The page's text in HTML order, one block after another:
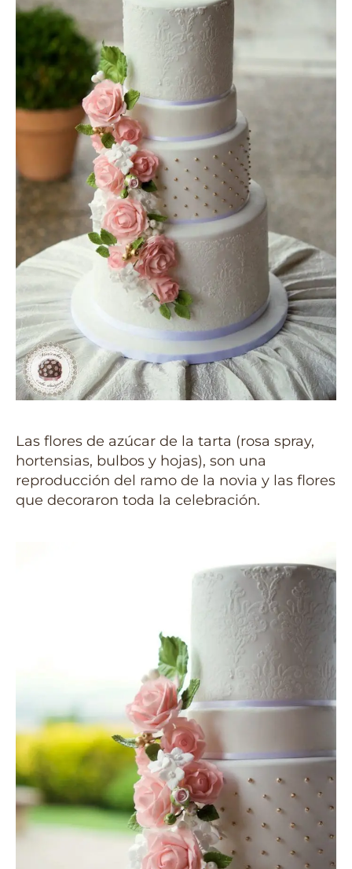
Las flores de azúcar de la tarta (rosa spray,
hortensias, bulbos y hojas), son una
reproducción del ramo de la novia y las flores
que decoraron toda la celebración.